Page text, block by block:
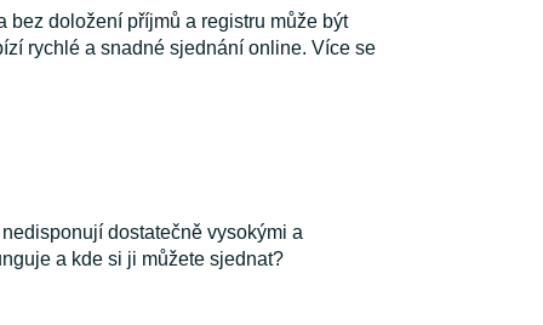
bez doložení příjmů a registru může být
rychlé a snadné sjednání online. Více se
dostatečně vysokými a
a kde si ji můžete sjednat?